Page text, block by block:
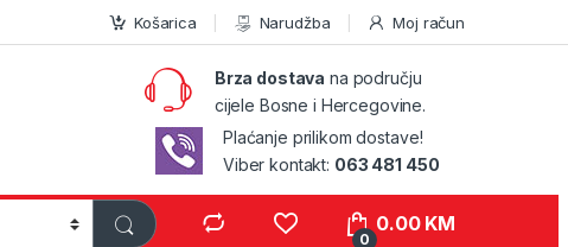
Košarica Narudžba Moj račun
Brza dostava na području
cijele Bosne i Hercegovine.
Plaćanje prilikom dostave!
Viber kontakt: 063 481 450
0
0.00 KM